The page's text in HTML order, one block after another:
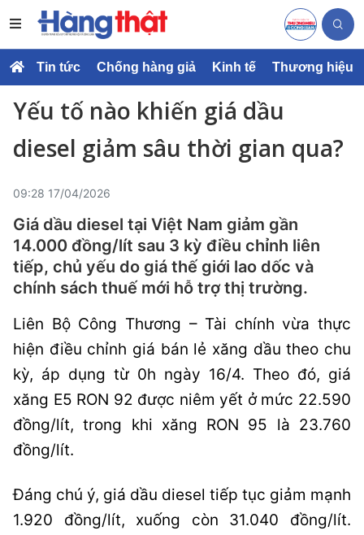
Tin tức Chống hàng giả Kinh tế Thương hiệu
Yếu tố nào khiến giá dầu
diesel giảm sâu thời gian qua?
09:28 17/04/2026
Giá dầu diesel tại Việt Nam giảm gần
14.000 đồng/lít sau 3 kỳ điều chỉnh liên
tiếp, chủ yếu do giá thế giới lao dốc và
chính sách thuế mới hỗ trợ thị trường.
Liên Bộ Công Thương – Tài chính vừa thực
hiện điều chỉnh giá bán lẻ xăng dầu theo chu
kỳ, áp dụng từ 0h ngày 16/4. Theo đó, giá
xăng E5 RON 92 được niêm yết ở mức 22.590
đồng/lít, trong khi xăng RON 95 là 23.760
đồng/lít.
Đáng chú ý, giá dầu diesel tiếp tục giảm mạnh
1.920 đồng/lít, xuống còn 31.040 đồng/lít.